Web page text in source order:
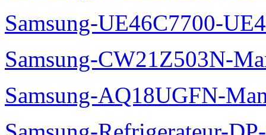
Samsung-UE46C7700-
Samsung-CW21Z503N-
Samsung-AQ18UGFN-